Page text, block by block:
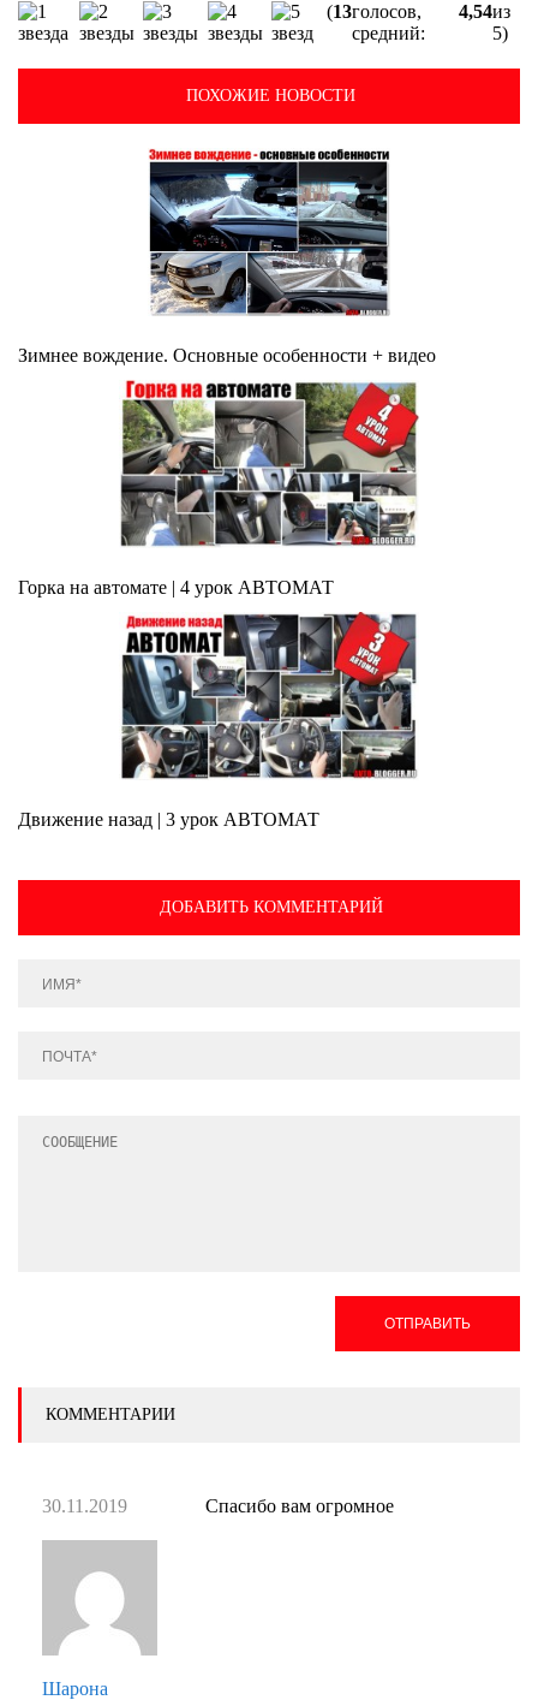
(13голосов,
средний:
4,54из
5)
ПОХОЖИЕ НОВОСТИ
Зимнее вождение. Основные особенности + видео
Горка на автомате | 4 урок АВТОМАТ
Движение назад | 3 урок АВТОМАТ
ДОБАВИТЬ КОММЕНТАРИЙ
ОТПРАВИТЬ
КОММЕНТАРИИ
30.11.2019
Шарона
Спасибо вам огромное